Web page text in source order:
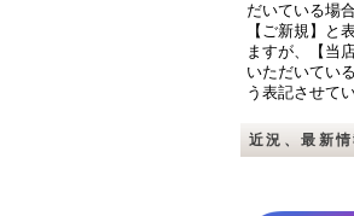
だいている場
【ご新規】と
ますが、【当
いただいてい
う表記させて
近況、最新